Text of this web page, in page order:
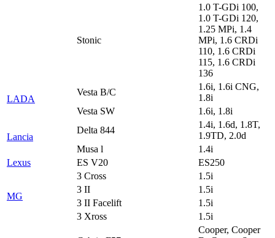
Stonic
1.0 T-GDi 100,
1.0 T-GDi 120,
1.25 MPi, 1.4
MPi, 1.6 CRDi
110, 1.6 CRDi
115, 1.6 CRDi
136
LADA
Vesta B/C
1.6i, 1.6i CNG,
1.8i
Vesta SW
1.6i, 1.8i
Lancia
Delta 844
1.4i, 1.6d, 1.8T,
1.9TD, 2.0d
Musa l
1.4i
Lexus
ES V20 ES250
MG
3 Cross
1.5i
3 II
1.5i
3 II Facelift
1.5i
3 Xross
1.5i
Cooper, Cooper